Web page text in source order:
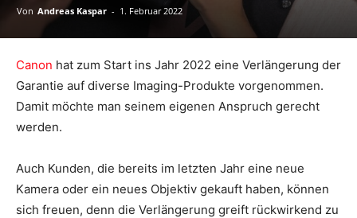
Von Andreas Kaspar - 1. Februar 2022
Canon hat zum Start ins Jahr 2022 eine Verlängerung der
Garantie auf diverse Imaging-Produkte vorgenommen.
Damit möchte man seinem eigenen Anspruch gerecht
werden.
Auch Kunden, die bereits im letzten Jahr eine neue
Kamera oder ein neues Objektiv gekauft haben, können
sich freuen, denn die Verlängerung greift rückwirkend zu